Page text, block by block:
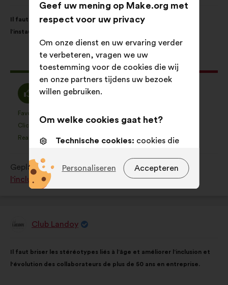
van
het
Il faut libérer la parole autour des aidant(e)s pour favoriser
l’instauration d’un climat de confiance en entreprise.
Dit
voorstel
kreeg:
168 stemmen
de
volgende
Mee
eens
:
75%
gekwalificeerd
als:
Favoriet
:keer
Cliché
:keer
Realistisch
: 45
keer
Dit
is
gekwalificeerd
als:
:keer
Onbelangrijk
:keer
Geplaatst in
Comment favoriser la diversité et
l'inclusion dans le monde du travail ?
VoorstelClub Landoy
van
het
Il faut briser les stéréotypes liés à l’âge et améliorer l’inclusion et
l'évolution des collaborateurs de plus de 50 ans en entreprise.
de
volgende
Geef uw mening op Make.org met
respect voor uw privacy
Om onze dienst en uw ervaring verder
te verbeteren, vragen we uw
toestemming voor de cookies die wij
en onze partners tijdens uw bezoek
willen gebruiken.
Om welke cookies gaat het?
Technische cookies: cookies die
de site
Statistische cookies:
burgerraadplegingen op
geaggregeerde wijze te verrijken
Accepteren
Personaliseren